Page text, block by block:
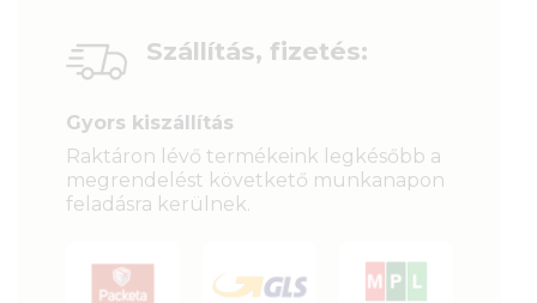
Szállítás, fizetés:
Gyors kiszállítás
Raktáron lévő termékeink legkésőbb a
megrendelést követkető munkanapon
feladásra kerülnek.